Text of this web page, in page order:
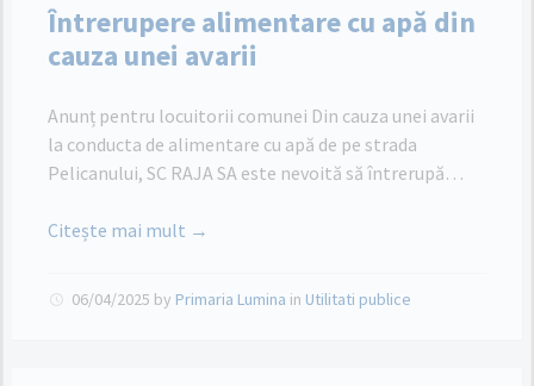
Întrerupere alimentare cu apă din
cauza unei avarii
Anunț pentru locuitorii comunei Din cauza unei avarii
la conducta de alimentare cu apă de pe strada
Pelicanului, SC RAJA SA este nevoită să întrerupă…
Citește mai mult →
06/04/2025 by Primaria Lumina in Utilitati publice